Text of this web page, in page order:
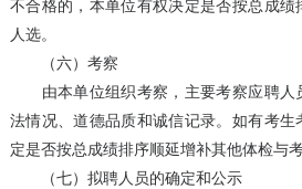
不合格的，本单位有权决定是否按总成绩
人选。
（六）考察
由本单位组织考察，主要考察应聘人
法情况、道德品质和诚信记录。如有考
定是否按总成绩排序顺延增补其他体检与考
（七）拟聘人员的确定和公示